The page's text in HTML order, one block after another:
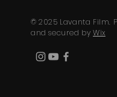
© 2025 Lavanta Film.
and secured by Wix